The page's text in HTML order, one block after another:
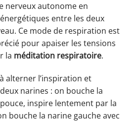
nerveux autonome en
entre les deux
Ce mode de respiration est
pour apaiser les tensions
la méditation respiratoire.
alterner l’inspiration et
narines : on bouche la
inspire lentement par la
bouche la narine gauche avec